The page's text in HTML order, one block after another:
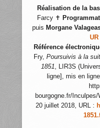
Réalisation de la
Farcy ✝
puis Morgane
UR
Référence
Fry, Poursuivis à la
1851, LIR3S
ligne], mis en
bourgogne.fr/
20 juillet 2018, URL :